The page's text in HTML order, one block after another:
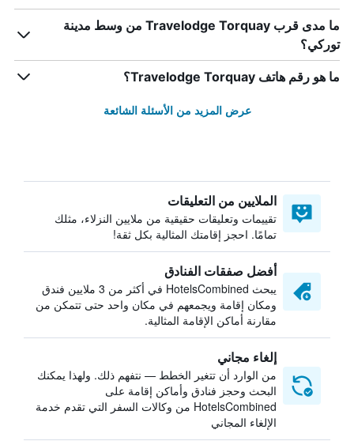
ما مدى قرب Travelodge Torquay من وسط مدينة
توركي؟
ما هو رقم هاتف Travelodge Torquay؟
عرض المزيد من الأسئلة الشائعة
الملايين من التعليقات
تقييمات وتعليقات حقيقية من ملايين النزلاء، مثلك
تمامًا. احجز إقامتك المثالية بكل ثقة!
أفضل صفقات الفنادق
يبحث HotelsCombined في أكثر من 3 ملايين فندق
ومكان إقامة ويجمعهم في مكان واحد حتى تتمكن من
مقارنة أماكن الإقامة المثالية.
إلغاء مجاني
من الوارد أن تتغير الخطط — نتفهم ذلك. ولهذا يمكنك
البحث وحجز فنادق وأماكن إقامة على
HotelsCombined من وكالات السفر التي تقدم خدمة
الإلغاء المجاني